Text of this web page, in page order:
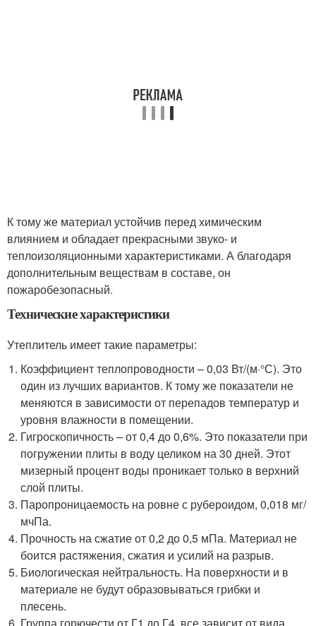
К тому же материал устойчив перед химическим
влиянием и обладает прекрасными звуко- и
теплоизоляционными характеристиками. А благодаря
дополнительным веществам в составе, он
пожаробезопасный.
Технические характеристики
Утеплитель имеет такие параметры:
Коэффициент теплопроводности – 0,03 Вт/(м·°С). Это
один из лучших вариантов. К тому же показатели не
меняются в зависимости от перепадов температур и
уровня влажности в помещении.
Гигроскопичность – от 0,4 до 0,6%. Это показатели при
погружении плиты в воду целиком на 30 дней. Этот
мизерный процент воды проникает только в верхний
слой плиты.
Паропроницаемость на ровне с рубероидом, 0,018 мг/
мчПа.
Прочность на сжатие от 0,2 до 0,5 мПа. Материал не
боится растяжения, сжатия и усилий на разрыв.
Биологическая нейтральность. На поверхности и в
материале не будут образовываться грибки и
плесень.